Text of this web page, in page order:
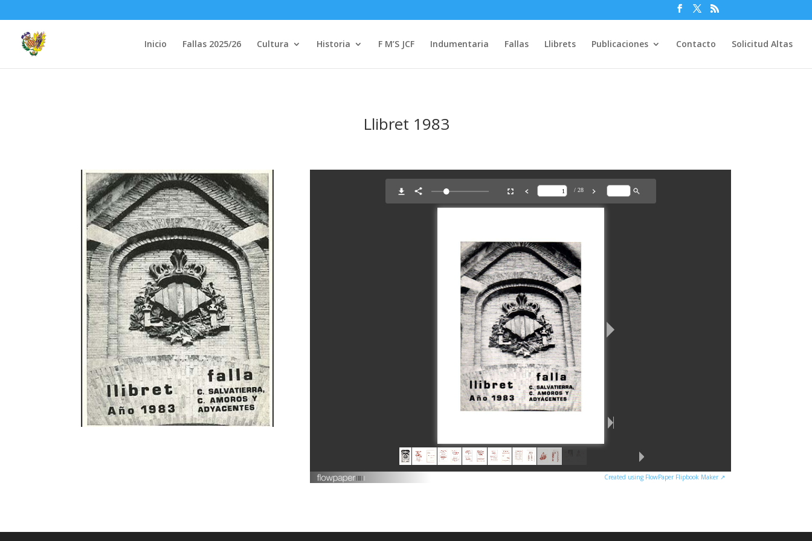
Inicio Fallas 2025/26 Cultura Historia F M’S JCF Indumentaria Fallas Llibrets Publicaciones Contacto Solicitud Altas
Llibret 1983
Created using FlowPaper Flipbook Maker ↗